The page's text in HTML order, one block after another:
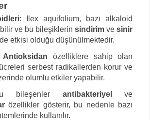
: Ilex aquifolium, bazı alkaloid
ve bu bileşiklerinsindirim vesinir
etkisi olduğu düşünülmektedir.
Antioksidan özelliklere sahip olan
serbest radikallerden korur ve
olumlu etkiler yapabilir.
bileşenler antibakteriyel
ve
özellikler gösterir, bu nedenle bazı
kullanılır.